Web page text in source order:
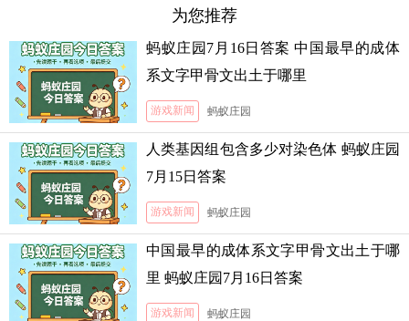
为您推荐
蚂蚁庄园7月16日答案 中国最早的成体
系文字甲骨文出土于哪里
游戏新闻 蚂蚁庄园
人类基因组包含多少对染色体 蚂蚁庄园
7月15日答案
游戏新闻 蚂蚁庄园
中国最早的成体系文字甲骨文出土于哪
里 蚂蚁庄园7月16日答案
游戏新闻 蚂蚁庄园